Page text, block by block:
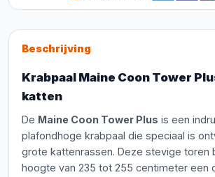
Beschrijving
Krabpaal Maine Coon Tower
katten
De Maine Coon Tower Plus is een
plafondhoge krabpaal die speciaal is
grote kattenrassen. Deze stevige toren
hoogte van 235 tot 255 centimeter een